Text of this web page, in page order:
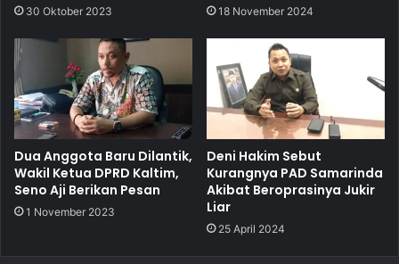
30 Oktober 2023 18 November 2024
Dua Anggota Baru Dilantik,
Wakil Ketua DPRD Kaltim,
Seno Aji Berikan Pesan
1 November 2023
Deni Hakim Sebut
Kurangnya PAD Samarinda
Akibat Beroprasinya Jukir
Liar
25 April 2024